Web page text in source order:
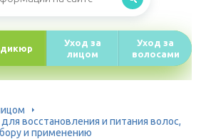
Уход за
лицом
Уход за
волосами
восстановления и питания волос,
и применению